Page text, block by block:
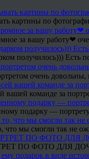
картины по
за вашу работу❤
получилось))) Есть
очень
вашей команде за
подарку —
что мы смогли так не
ПО ФОТО ДЛЯ